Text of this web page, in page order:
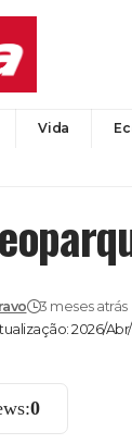
Vida
2026/
3 meses atrás
0